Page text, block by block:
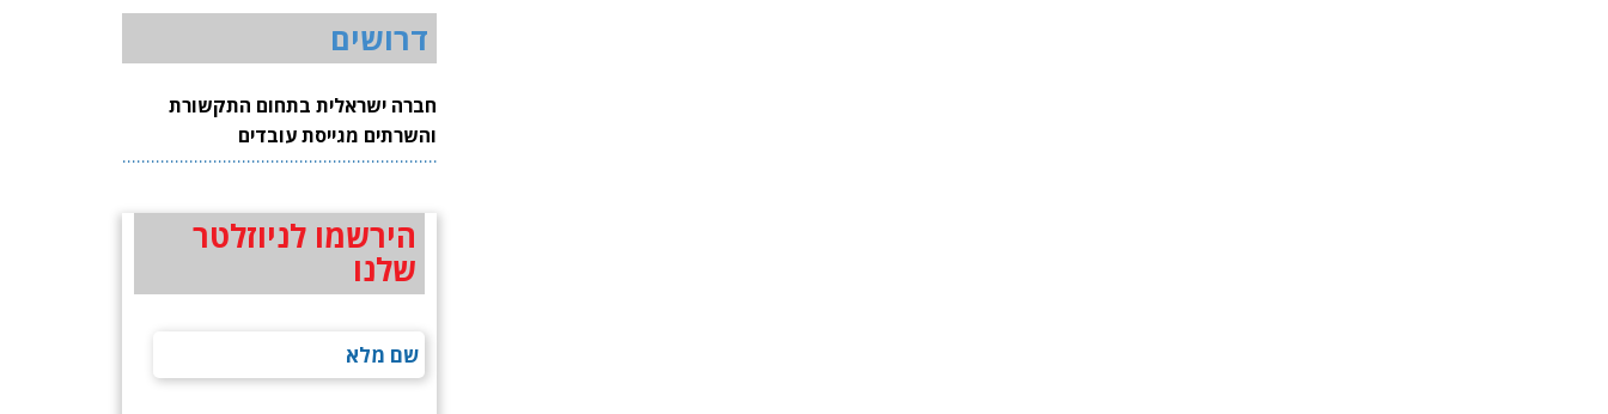
דרושים
חברה ישראלית בתחום התקשורת
והשרתים מגייסת עובדים
הירשמו לניוזלטר
שלנו